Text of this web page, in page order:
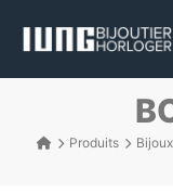
Produits Bijoux